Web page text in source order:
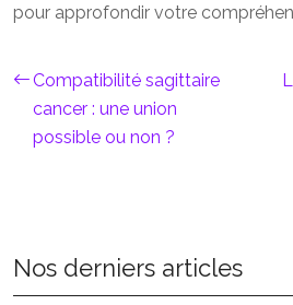
pour approfondir votre
Compatibilité sagittaire
cancer : une union
possible ou non ?
Nos derniers articles